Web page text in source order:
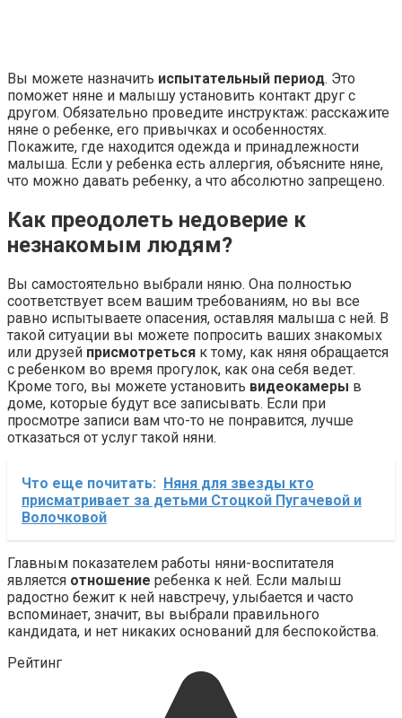
Вы можете назначить испытательный период. Это
поможет няне и малышу установить контакт друг с
другом. Обязательно проведите инструктаж: расскажите
няне о ребенке, его привычках и особенностях.
Покажите, где находится одежда и принадлежности
малыша. Если у ребенка есть аллергия, объясните няне,
что можно давать ребенку, а что абсолютно запрещено.
Как преодолеть недоверие к
незнакомым людям?
Вы самостоятельно выбрали няню. Она полностью
соответствует всем вашим требованиям, но вы все
равно испытываете опасения, оставляя малыша с ней. В
такой ситуации вы можете попросить ваших знакомых
или друзей присмотреться к тому, как няня обращается
с ребенком во время прогулок, как она себя ведет.
Кроме того, вы можете установить видеокамеры в
доме, которые будут все записывать. Если при
просмотре записи вам что-то не понравится, лучше
отказаться от услуг такой няни.
Что еще почитать: Няня для звезды кто
присматривает за детьми Стоцкой Пугачевой и
Волочковой
Главным показателем работы няни-воспитателя
является отношение ребенка к ней. Если малыш
радостно бежит к ней навстречу, улыбается и часто
вспоминает, значит, вы выбрали правильного
кандидата, и нет никаких оснований для беспокойства.
Рейтинг